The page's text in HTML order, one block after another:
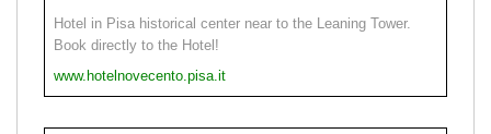
Hotel in Pisa historical center near to the Leaning Tower.
Book directly to the Hotel!
www.hotelnovecento.pisa.it